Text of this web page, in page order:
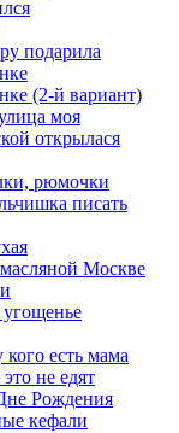
подарила
(2-й вариант)
моя
открылася
рюмочки
писать
Москве
есть мама
не едят
Рождения
кефали